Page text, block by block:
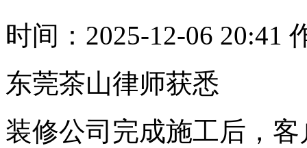
时间：2025-12-06 20:41
东莞茶山律师获悉
装修公司完成施工后，